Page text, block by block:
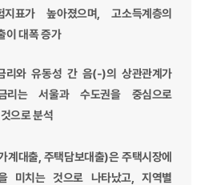
표가 높아졌으며, 고소득계층의
이 대폭 증가
리와 유동성 간 음(-)의 상관관계가
리는 서울과 수도권을 중심으로
으로 분석
계대출, 주택담보대출)은 주택시장에
미치는 것으로 나타났고, 지역별